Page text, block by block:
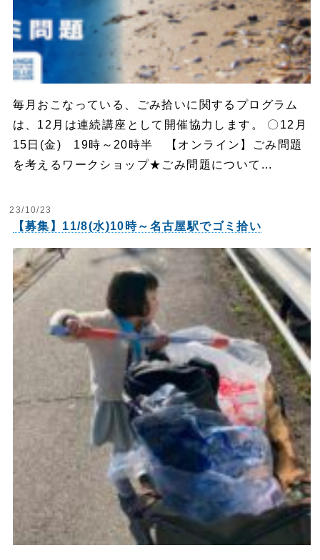
毎月おこなっている、ごみ拾いに関するプログラム
は、12月は連続講座として開催協力します。 〇12月
15日(金) 19時～20時半 【オンライン】ごみ問題
を考えるワークショップ★ごみ問題について...
23/10/23
【募集】11/8(水)10時～名古屋駅でゴミ拾い